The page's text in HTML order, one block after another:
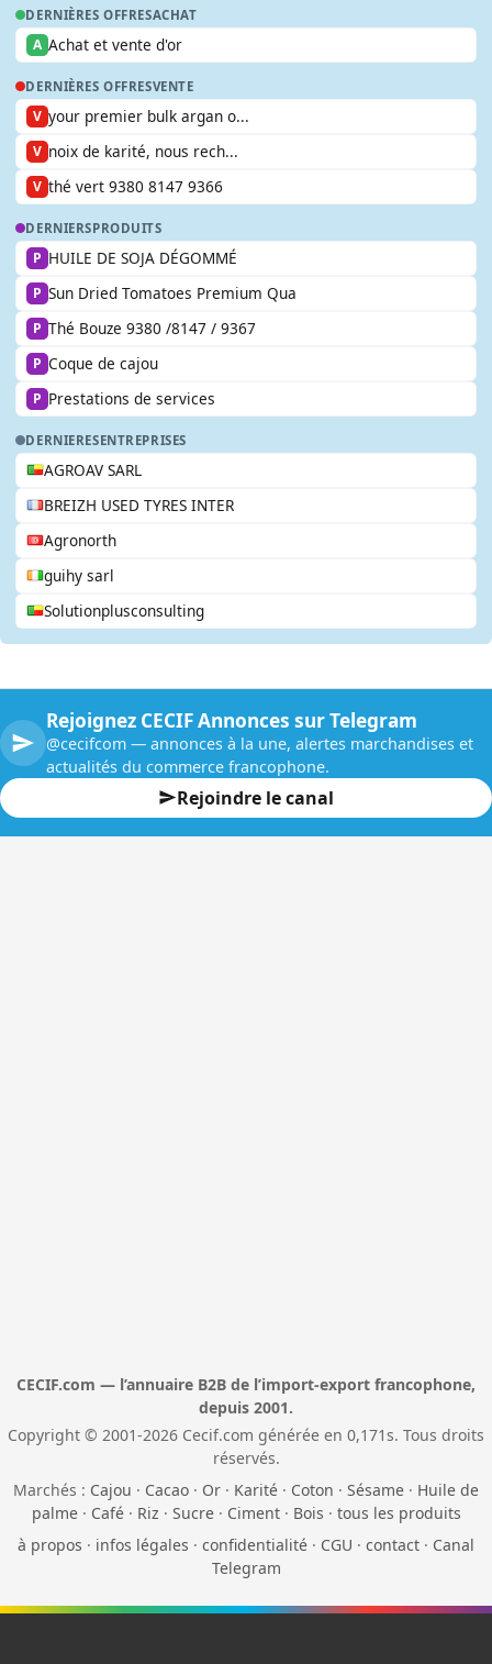
DERNIÈRES OFFRESACHAT
A Achat et vente d'or
DERNIÈRES OFFRESVENTE
V your premier bulk argan o...
V noix de karité, nous rech...
V thé vert 9380 8147 9366
DERNIERSPRODUITS
P HUILE DE SOJA DÉGOMMÉ
P Sun Dried Tomatoes Premium Qua
P Thé Bouze 9380 /8147 / 9367
P Coque de cajou
P Prestations de services
DERNIERESENTREPRISES
AGROAV SARL
BREIZH USED TYRES INTER
Agronorth
guihy sarl
Solutionplusconsulting
Rejoignez CECIF Annonces sur Telegram
@cecifcom — annonces à la une, alertes marchandises et
actualités du commerce francophone.
Rejoindre le canal
CECIF.com — l’annuaire B2B de l’import-export francophone,
depuis 2001.
Copyright © 2001-2026 Cecif.com générée en 0,171s. Tous droits
réservés.
Marchés : Cajou · Cacao · Or · Karité · Coton · Sésame · Huile de
palme· Café· Riz · Sucre· Ciment· Bois · tous les produits
à propos · infos légales · confidentialité · CGU · contact · Canal
Telegram